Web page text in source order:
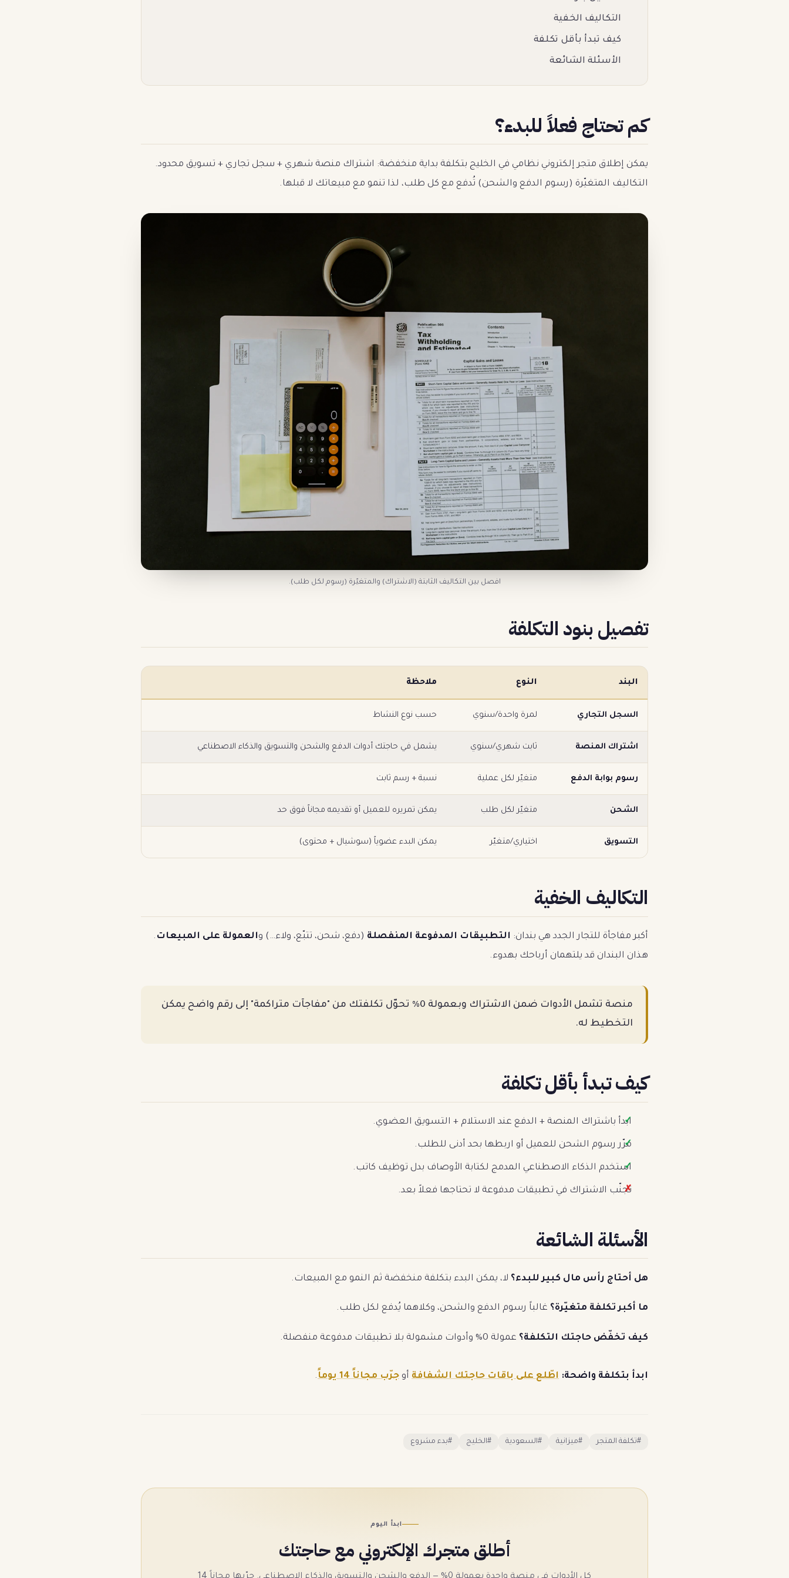
التكاليف الخفية
كيف تبدأ بأقل تكلفة
الأسئلة الشائعة
كم تحتاج فعلاً للبدء؟
يمكن إطلاق متجر إلكتروني نظامي في الخليج بتكلفة بداية منخفضة: اشتراك منصة شهري + سجل تجاري + تسويق محدود.
التكاليف المتغيّرة (رسوم الدفع والشحن) تُدفع مع كل طلب، لذا تنمو مع مبيعاتك لا قبلها.
افصل بين التكاليف الثابتة (الاشتراك) والمتغيّرة (رسوم لكل طلب).
تفصيل بنود التكلفة
البند النوع ملاحظة
السجل التجاري لمرة واحدة/سنوي حسب نوع النشاط
اشتراك المنصة ثابت شهري/سنوي يشمل في حاجتك أدوات الدفع والشحن والتسويق والذكاء الاصطناعي
رسوم بوابة الدفع متغيّر لكل عملية نسبة + رسم ثابت
الشحن متغيّر لكل طلب يمكن تمريره للعميل أو تقديمه مجاناً فوق حد
التسويق اختياري/متغيّر يمكن البدء عضوياً (سوشيال + محتوى)
التكاليف الخفية
أكبر مفاجأة للتجار الجدد هي بندان: التطبيقات المدفوعة المنفصلة (دفع، شحن، تتبّع، ولاء…) والعمولة على المبيعات .
هذان البندان قد يلتهمان أرباحك بهدوء.
منصة تشمل الأدوات ضمن الاشتراك وبعمولة 0% تحوّل تكلفتك من "مفاجآت متراكمة" إلى رقم واضح يمكن
التخطيط له.
كيف تبدأ بأقل تكلفة
ابدأ باشتراك المنصة + الدفع عند الاستلام + التسويق العضوي.
مرّر رسوم الشحن للعميل أو اربطها بحد أدنى للطلب.
استخدم الذكاء الاصطناعي المدمج لكتابة الأوصاف بدل توظيف كاتب.
تجنّب الاشتراك في تطبيقات مدفوعة لا تحتاجها فعلاً بعد.
الأسئلة الشائعة
هل أحتاج رأس مال كبير للبدء؟ لا، يمكن البدء بتكلفة منخفضة ثم النمو مع المبيعات.
ما أكبر تكلفة متغيّرة؟ غالباً رسوم الدفع والشحن، وكلاهما يُدفع لكل طلب.
كيف تخفّض حاجتك التكلفة؟ عمولة 0% وأدوات مشمولة بلا تطبيقات مدفوعة منفصلة.
ابدأ بتكلفة واضحة: اطّلع على باقات حاجتك الشفافة أو جرّب مجاناً 14 يوماً .
#تكلفة المتجر #ميزانية #السعودية #الخليج #بدء مشروع
ابدأ اليوم
أطلق متجرك الإلكتروني مع حاجتك